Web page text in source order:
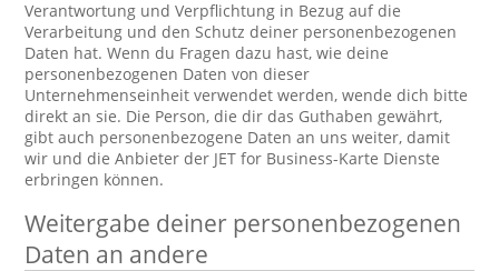
Verantwortung und Verpflichtung in Bezug auf die
Verarbeitung und den Schutz deiner personenbezogenen
Daten hat. Wenn du Fragen dazu hast, wie deine
personenbezogenen Daten von dieser
Unternehmenseinheit verwendet werden, wende dich bitte
direkt an sie. Die Person, die dir das Guthaben gewährt,
gibt auch personenbezogene Daten an uns weiter, damit
wir und die Anbieter der JET for Business-Karte Dienste
erbringen können.
Weitergabe deiner personenbezogenen
Daten an andere